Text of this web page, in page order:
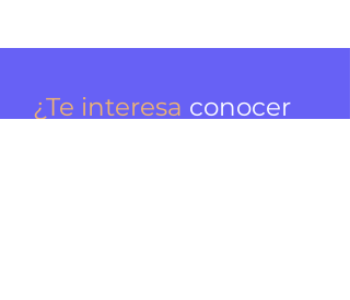
¿Te interesa conocer